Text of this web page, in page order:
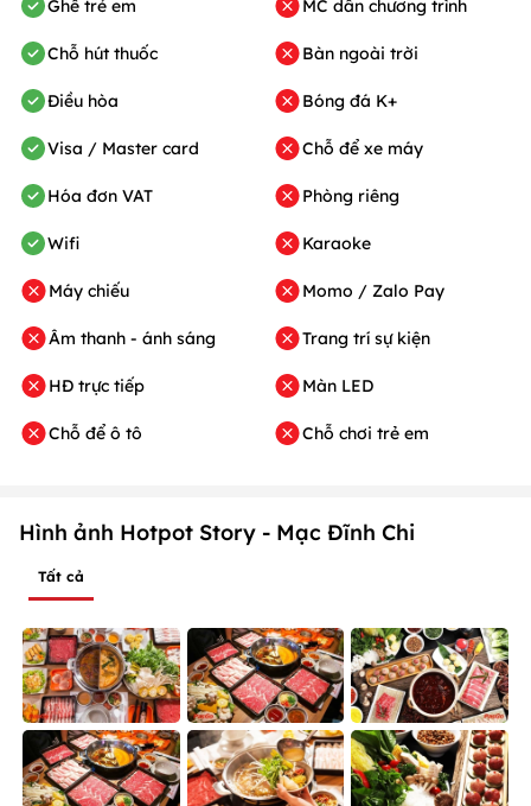
Ghế trẻ em
Chỗ hút thuốc
Điều hòa
Visa / Master card
Hóa đơn VAT
Wifi
Máy chiếu
Âm thanh - ánh sáng
HĐ trực tiếp
Chỗ để ô tô
MC dẫn chương trình
Bàn ngoài trời
Bóng đá K+
Chỗ để xe máy
Phòng riêng
Karaoke
Momo / Zalo Pay
Trang trí sự kiện
Màn LED
Chỗ chơi trẻ em
Hình ảnh Hotpot Story - Mạc Đĩnh Chi
Tất cả